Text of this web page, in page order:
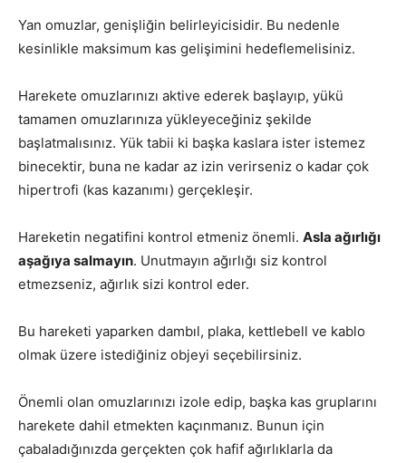
Yan omuzlar, genişliğin belirleyicisidir. Bu nedenle
kesinlikle maksimum kas gelişimini hedeflemelisiniz.
Harekete omuzlarınızı aktive ederek başlayıp, yükü
tamamen omuzlarınıza yükleyeceğiniz şekilde
başlatmalısınız. Yük tabii ki başka kaslara ister istemez
binecektir, buna ne kadar az izin verirseniz o kadar çok
hipertrofi (kas kazanımı) gerçekleşir.
Hareketin negatifini kontrol etmeniz önemli. Asla ağırlığı
aşağıya salmayın. Unutmayın ağırlığı siz kontrol
etmezseniz, ağırlık sizi kontrol eder.
Bu hareketi yaparken dambıl, plaka, kettlebell ve kablo
olmak üzere istediğiniz objeyi seçebilirsiniz.
Önemli olan omuzlarınızı izole edip, başka kas gruplarını
harekete dahil etmekten kaçınmanız. Bunun için
çabaladığınızda gerçekten çok hafif ağırlıklarla da